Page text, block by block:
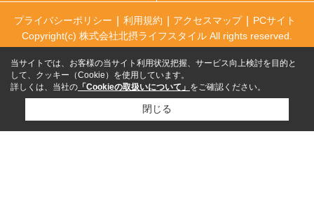
プライバシーポリシー 利用規約 アクセスマップ
PCサイト
Copyright(c) 株式会社北摂ライフスタイル All rights reserved.
当サイトでは、お客様の当サイト利用状況把握、サービス向上検討を目的と
して、クッキー（Cookie）を使用しています。
詳しくは、当社の 「Cookieの取扱いについて」 をご確認ください。
閉じる